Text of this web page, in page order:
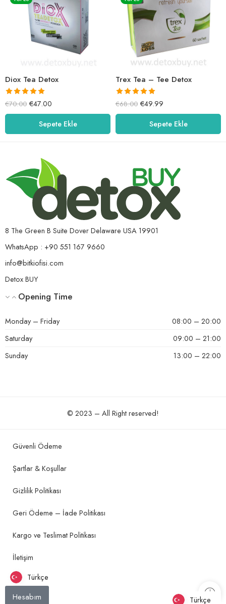
Diox Tea Detox
5 üzerinden
5.00oy aldı
€70.00 €47.00
Sepete Ekle
Trex Tea – Tee Detox
5 üzerinden
5.00oy aldı
€68.00 €49.99
Sepete Ekle
8 The Green B Suite Dover Delaware USA 19901
WhatsApp : +90 551 167 9660
info@bitkiofisi.com
Detox BUY
Opening Time
Monday – Friday
08:00 – 20:00
Saturday
09:00 – 21:00
Sunday
13:00 – 22:00
© 2023 – All Right reserved!
Güvenli Ödeme
Şartlar & Koşullar
Gizlilik Politikası
Geri Ödeme – İade Politikası
Kargo ve Teslimat Politikası
İletişim
Türkçe
Hesabım Türkçe
Türkçe